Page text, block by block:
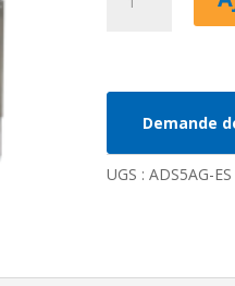
ES
Demande
UGS :ADS5AG-ES